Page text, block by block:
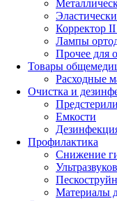
Корректор II
Лампы
Прочее для
Товары
Расходные
Очистка и
Емкости
Профилактика
Снижение
Материалы